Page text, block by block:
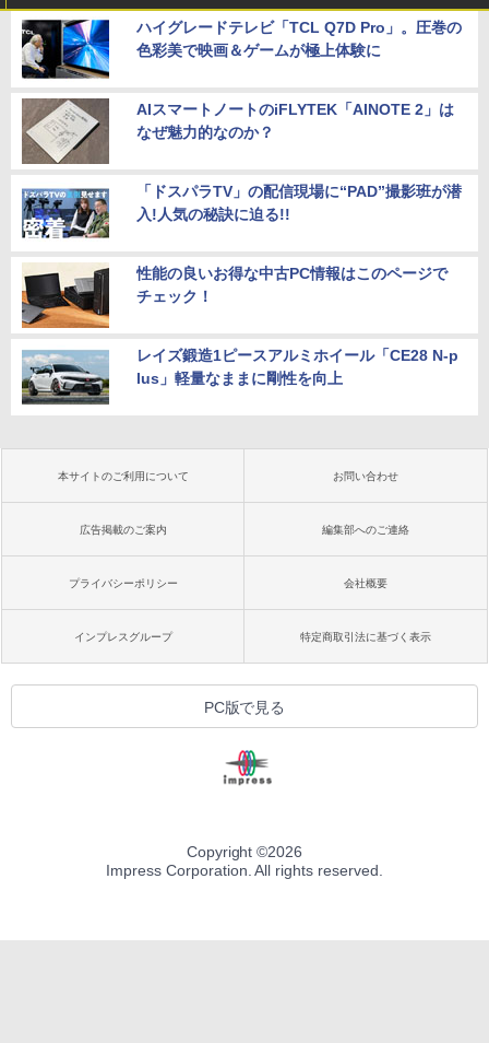
ハイグレードテレビ「TCL Q7D Pro」。圧巻の
色彩美で映画＆ゲームが極上体験に
AIスマートノートのiFLYTEK「AINOTE 2」は
なぜ魅力的なのか？
「ドスパラTV」の配信現場に“PAD”撮影班が潜
入!人気の秘訣に迫る!!
性能の良いお得な中古PC情報はこのページで
チェック！
レイズ鍛造1ピースアルミホイール「CE28 N-p
lus」軽量なままに剛性を向上
本サイトのご利用について お問い合わせ
広告掲載のご案内 編集部へのご連絡
プライバシーポリシー 会社概要
インプレスグループ 特定商取引法に基づく表示
PC版で見る
Copyright ©2026
Impress Corporation. All rights reserved.